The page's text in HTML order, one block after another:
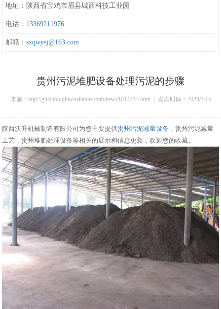
地址：陕西省宝鸡市眉县城西科技工业园
电话： 13369211976
邮箱：sxqwysj@163.com
贵州污泥堆肥设备处理污泥的步骤
来源：http://guizhou.qinwoshanhe.com/news1014453.html │ 发表时间：2024/4/15
陕西沃升机械制造有限公司为您主要提供贵州污泥减量设备 ，贵州污泥减量
工艺，贵州堆肥处理设备等相关的展示和信息更新，欢迎您的收藏。